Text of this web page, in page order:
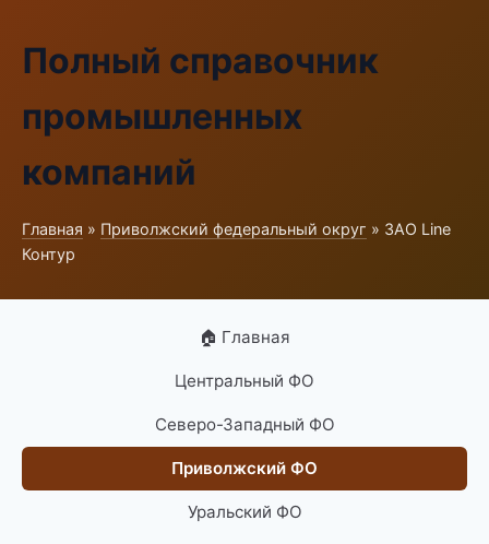
Полный справочник
промышленных
компаний
Главная » Приволжский федеральный округ » ЗАО Line
Контур
🏠 Главная
Центральный ФО
Северо-Западный ФО
Приволжский ФО
Уральский ФО